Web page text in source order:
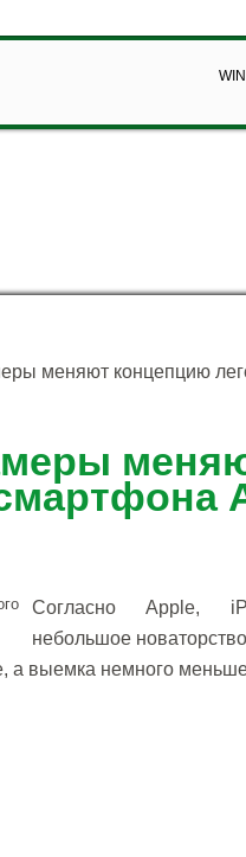
меняют концепцию
Согласно Apple,
небольшое
а выемка немного